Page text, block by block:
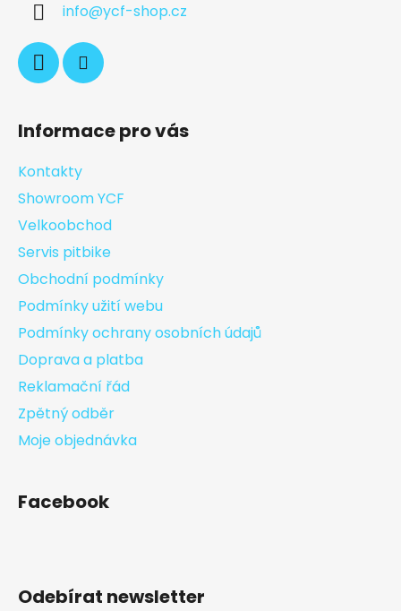
info@ycf-shop.cz
Informace pro vás
Kontakty
Showroom YCF
Velkoobchod
Servis pitbike
Obchodní podmínky
Podmínky užití webu
Podmínky ochrany osobních údajů
Doprava a platba
Reklamační řád
Zpětný odběr
Moje objednávka
Facebook
Odebírat newsletter